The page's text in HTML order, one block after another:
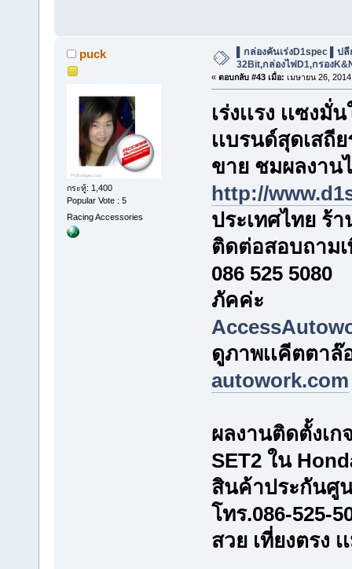
puck
กระทู้: 1,400
Popular Vote : 5
Racing Accessories
▌กล่องคันเร่งD1spec ▌ปลี
32Bit,กล่องไฟD1,กรอง
« ตอบกลับ #43 เมื่อ: เมษายน 26,
เร่งเเรง เเซง
เเบรนด์สุดเสถี
ขาย ชมผลงาน
http://
ประเทศไทย ร้
ติดต่อสอบถาม
086 525 5080
ภัคค่ะ
ดูภาพเเคีตตา
autowork.com
ผลงานติดตั้งเก
SET2 ใน
สินค้าประกันศู
โทร.086-525-
สวย เที่ยงตรง